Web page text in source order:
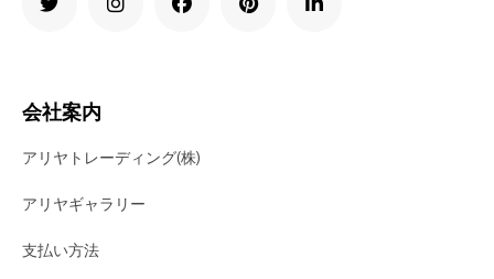
会社案内
アリヤトレーディング(株)
アリヤギャラリー
支払い方法